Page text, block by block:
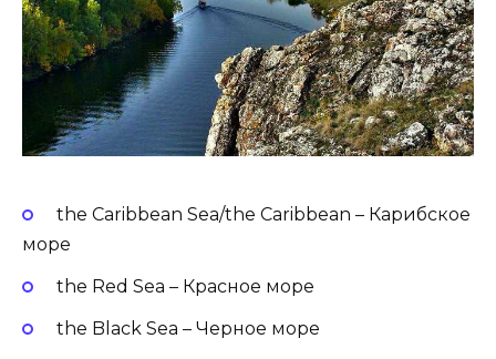
the Caribbean Sea/the Caribbean – Карибское
море
the Red Sea – Красное море
the Black Sea – Черное море